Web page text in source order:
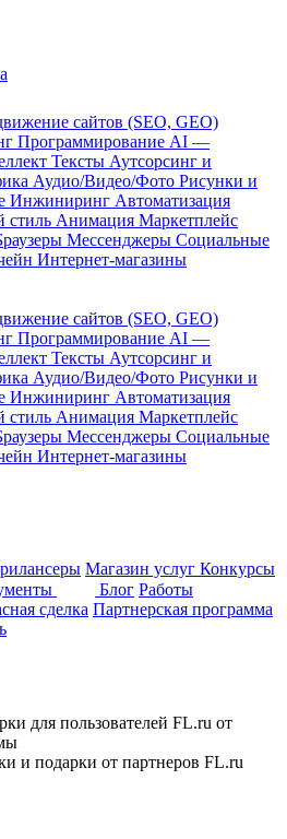
сайтов (SEO, GEO)
Программирование AI —
Тексты Аутсорсинг и
Аудио/Видео/Фото Рисунки и
Инжиниринг Автоматизация
Анимация Маркетплейс
Мессенджеры Социальные
Интернет-магазины
сайтов (SEO, GEO)
Программирование AI —
Тексты Аутсорсинг и
Аудио/Видео/Фото Рисунки и
Инжиниринг Автоматизация
Анимация Маркетплейс
Мессенджеры Социальные
Интернет-магазины
Магазин услуг Конкурсы
Блог Работы
сделка Партнерская программа
для пользователей FL.ru от
и подарки от партнеров FL.ru